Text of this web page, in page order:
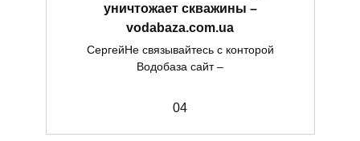
уничтожает скважины –
vodabaza.com.ua
СергейНе связывайтесь с конторой
Водобаза сайт –
04